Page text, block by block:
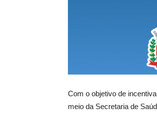
Com o objetivo de
meio da Secretaria de